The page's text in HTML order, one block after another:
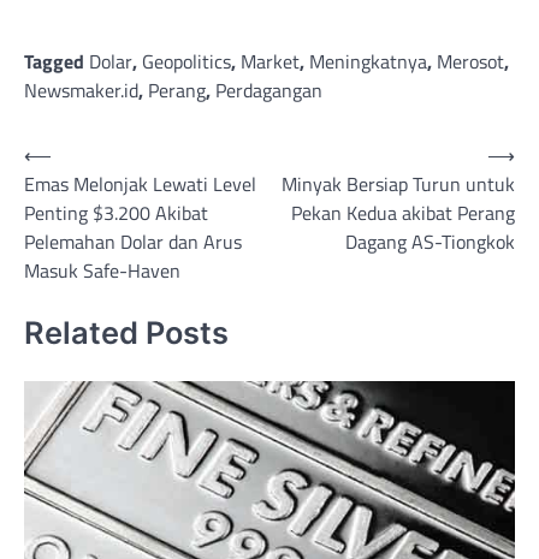
Tagged Dolar, Geopolitics, Market, Meningkatnya, Merosot,
Newsmaker.id, Perang, Perdagangan
Post
navigation
⟵
Emas Melonjak Lewati Level
Penting $3.200 Akibat
Pelemahan Dolar dan Arus
Masuk Safe-Haven
Minyak Bersiap Turun untuk
Pekan Kedua akibat Perang
Dagang AS-Tiongkok
⟶
Related Posts